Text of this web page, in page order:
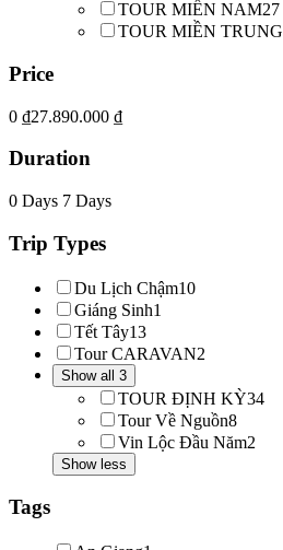
TOUR MIỀN NAM27
TOUR MIỀN TRUNG
Price
0 ₫27.890.000 ₫
Duration
0 Days 7 Days
Trip Types
Du Lịch Chậm10
Giáng Sinh1
Tết Tây13
Tour CARAVAN2
Show all 3
TOUR ĐỊNH KỲ34
Tour Về Nguồn8
Vin Lộc Đầu Năm2
Show less
Tags